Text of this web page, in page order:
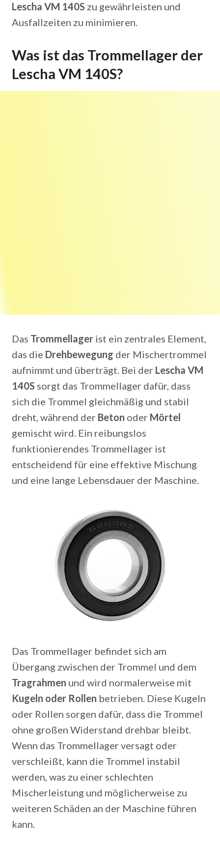
Lescha VM 140S zu gewährleisten und
Ausfallzeiten zu minimieren.
Was ist das Trommellager der
Lescha VM 140S?
Das Trommellager ist ein zentrales Element,
das die Drehbewegung der Mischertrommel
aufnimmt und überträgt. Bei der Lescha VM
140S sorgt das Trommellager dafür, dass
sich die Trommel gleichmäßig und stabil
dreht, während der Beton oder Mörtel
gemischt wird. Ein reibungslos
funktionierendes Trommellager ist
entscheidend für eine effektive Mischung
und eine lange Lebensdauer der Maschine.
Das Trommellager befindet sich am
Übergang zwischen der Trommel und dem
Tragrahmen und wird normalerweise mit
Kugeln oder Rollen betrieben. Diese Kugeln
oder Rollen sorgen dafür, dass die Trommel
ohne großen Widerstand drehbar bleibt.
Wenn das Trommellager versagt oder
verschleißt, kann die Trommel instabil
werden, was zu einer schlechten
Mischerleistung und möglicherweise zu
weiteren Schäden an der Maschine führen
kann.